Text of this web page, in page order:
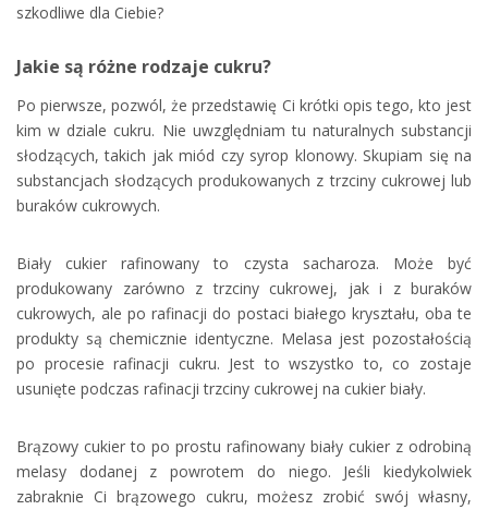
szkodliwe dla Ciebie?
Jakie są różne rodzaje cukru?
Po pierwsze, pozwól, że przedstawię Ci krótki opis tego, kto jest
kim w dziale cukru. Nie uwzględniam tu naturalnych substancji
słodzących, takich jak miód czy syrop klonowy. Skupiam się na
substancjach słodzących produkowanych z trzciny cukrowej lub
buraków cukrowych.
Biały cukier rafinowany to czysta sacharoza. Może być
produkowany zarówno z trzciny cukrowej, jak i z buraków
cukrowych, ale po rafinacji do postaci białego kryształu, oba te
produkty są chemicznie identyczne. Melasa jest pozostałością
po procesie rafinacji cukru. Jest to wszystko to, co zostaje
usunięte podczas rafinacji trzciny cukrowej na cukier biały.
Brązowy cukier to po prostu rafinowany biały cukier z odrobiną
melasy dodanej z powrotem do niego. Jeśli kiedykolwiek
zabraknie Ci brązowego cukru, możesz zrobić swój własny,